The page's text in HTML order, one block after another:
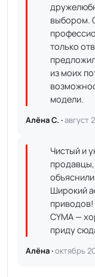
выбором.
только
из моих
модели.
Алёна С. ·август
Чистый и
Широкий
CYMA —
приду
Алёна ·октябрь